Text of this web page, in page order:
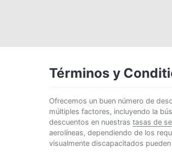
Términos y
Ofrecemos un buen número de
múltiples factores, incluyendo la
descuentos en nuestras tasas de
aerolíneas, dependiendo de los
visualmente discapacitados